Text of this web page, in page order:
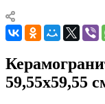
59,55x59,55